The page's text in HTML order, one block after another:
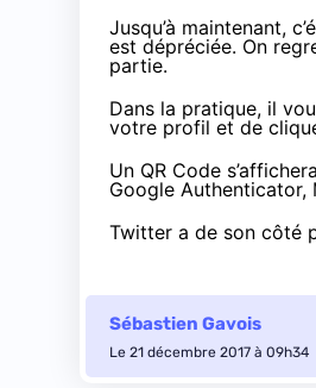
Jusqu’à maintenant,
est dépréciée. On
partie.
Dans la pratique, il
votre profil et de
Un QR Code
Google Authenticator,
Twitter a de son côté
Sébastien Gavois
Le 21 décembre 2017 à 09h34